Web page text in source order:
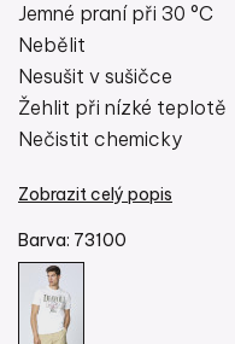
Jemné praní při 30 °C
Nebělit
Nesušit v sušičce
Žehlit při nízké teplotě
Nečistit chemicky
Zobrazit celý popis
Barva: 73100